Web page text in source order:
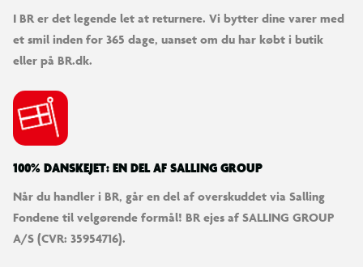
I BR er det legende let at returnere. Vi bytter dine varer med
et smil inden for 365 dage, uanset om du har købt i butik
eller på BR.dk.
100% DANSKEJET: EN DEL AF SALLING GROUP
Når du handler i BR, går en del af overskuddet via Salling
Fondene til velgørende formål! BR ejes af SALLING GROUP
A/S (CVR: 35954716).